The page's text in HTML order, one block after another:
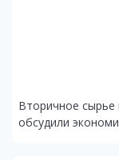
Вторичное сырье
обсудили